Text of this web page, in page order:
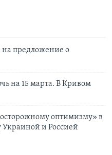
на предложение о
на 15 марта. В Кривом
оптимизму» в
и Россией